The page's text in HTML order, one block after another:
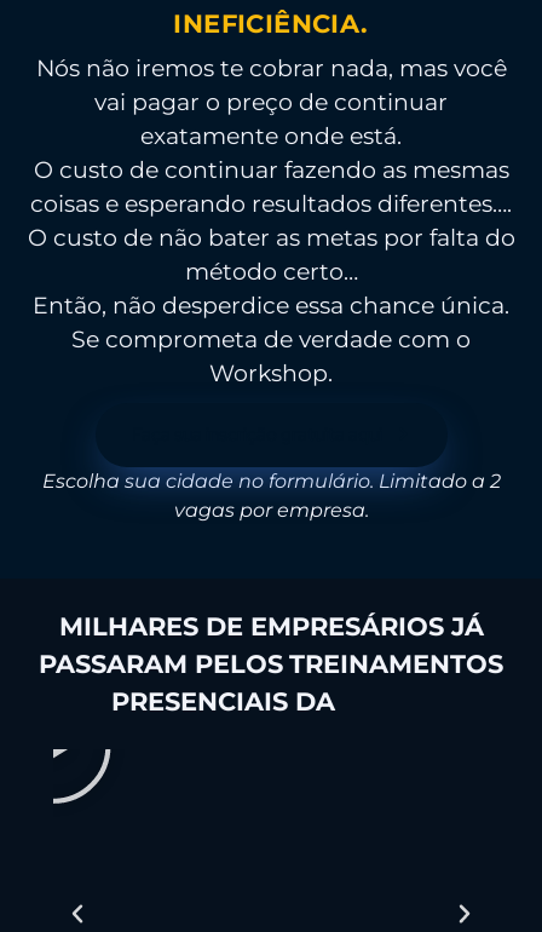
INEFICIÊNCIA.
Nós não iremos te cobrar nada, mas você
vai pagar o preço de continuar
exatamente onde está.
O custo de continuar fazendo as mesmas
coisas e esperando resultados diferentes….
O custo de não bater as metas por falta do
método certo…
Então, não desperdice essa chance única.
Se comprometa de verdade com o
Workshop.
Escolha sua cidade no formulário. Limitado a 2
vagas por empresa.
MILHARES DE EMPRESÁRIOS JÁ
PASSARAM PELOS TREINAMENTOS
PRESENCIAIS DA